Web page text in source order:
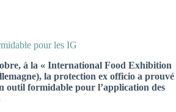
pour les IG
à la « International Food Exhibition
la protection ex officio a prouvé
outil formidable pour l’application des